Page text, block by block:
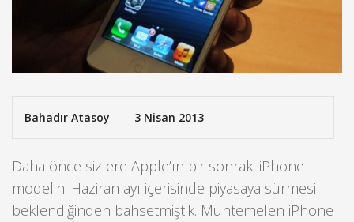
Bahadır Atasoy 3 Nisan 2013
Daha önce sizlere Apple’ın bir sonraki iPhone
modelini Haziran ayı içerisinde piyasaya sürmesi
beklendiğinden bahsetmiştik. Muhtemelen iPhone